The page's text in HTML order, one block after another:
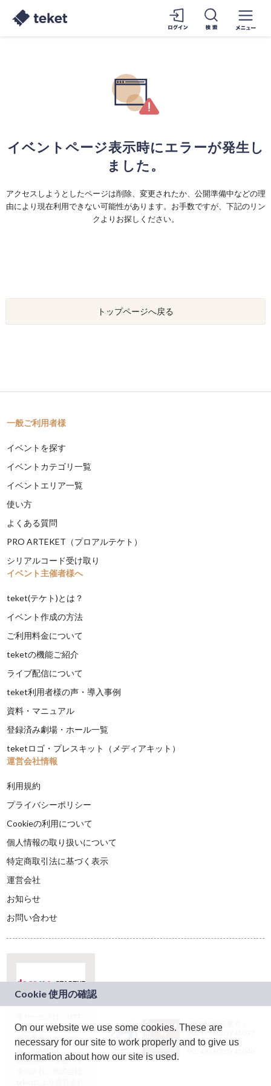
イベントページ表示時にエラーが発生し
ました。
アクセスしようとしたページは削除、変更されたか、公開準備中などの理
由により現在利用できない可能性があります。お手数ですが、下記のリン
クよりお探しください。
トップページへ戻る
一般ご利用者様
イベントを探す
イベントカテゴリ一覧
イベントエリア一覧
使い方
よくある質問
PRO ARTEKET（プロアルテケト）
シリアルコード受け取り
イベント主催者様へ
teket(テケト)とは？
イベント作成の方法
ご利用料金について
teketの機能ご紹介
ライブ配信について
teket利用者様の声・導入事例
資料・マニュアル
登録済み劇場・ホール一覧
teketロゴ・プレスキット（メディアキット）
運営会社情報
利用規約
プライバシーポリシー
Cookieの利用について
個人情報の取り扱いについて
特定商取引法に基づく表示
運営会社
お知らせ
お問い合わせ
ドコモグループの新
規事業創出プログラ
ム「docomo
STARTUP」を通じて
JASRAC許諾番号：
9024936001Y45037
JASRAC許諾番号：
On our website we use some cookies. These are
necessary for our site to work properly and to give us
information about how our site is used.